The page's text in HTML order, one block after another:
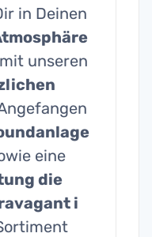
in Deinen
unseren
eine
die
i